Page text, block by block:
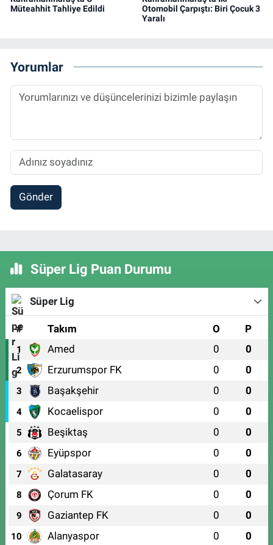
Müteahhit Tahliye Edildi
Otomobil Çarpıştı: Biri Çocuk 3
Yaralı
Yorumlar
Gönder
Süper Lig Puan Durumu
Süper Lig
# Takım O P
1 Amed 0 0
2 Erzurumspor FK 0 0
3 Başakşehir 0 0
4 Kocaelispor 0 0
5 Beşiktaş 0 0
6 Eyüpspor 0 0
7 Galatasaray 0 0
8 Çorum FK 0 0
9 Gaziantep FK 0 0
10 Alanyaspor 0 0